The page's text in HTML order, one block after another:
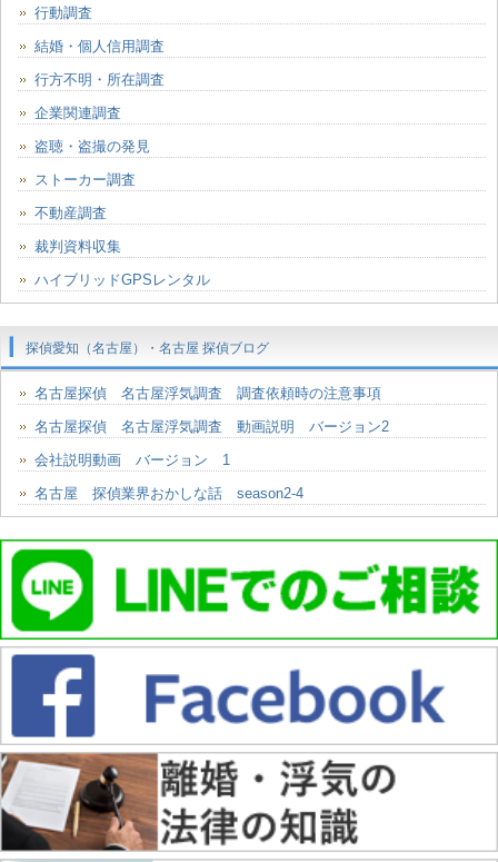
行動調査
結婚・個人信用調査
行方不明・所在調査
企業関連調査
盗聴・盗撮の発見
ストーカー調査
不動産調査
裁判資料収集
ハイブリッドGPSレンタル
探偵愛知（名古屋）・名古屋 探偵ブログ
名古屋探偵 名古屋浮気調査 調査依頼時の注意事項
名古屋探偵 名古屋浮気調査 動画説明 バージョン2
会社説明動画 バージョン 1
名古屋 探偵業界おかしな話 season2-4